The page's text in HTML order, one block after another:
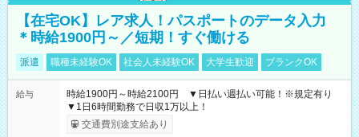
【在宅OK】レア求人！パスポートのデータ入力
＊時給1900円～／短期！すぐ働ける
派遣 職種未経験OK 社会人未経験OK 大学生歓迎 ブランクOK
給与
時給1900円～時給2100円 ▼日払い週払い可能！※規定有り
▼1日6時間勤務で日収1万以上！
交通費別途支給あり